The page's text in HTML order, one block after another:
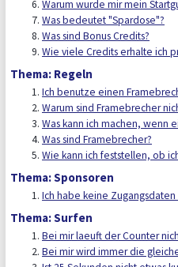
Warum wurde mir mein
Was bedeutet "Spardose"?
Was sind Bonus Credits?
Wie viele Credits erhalte ich
Thema: Regeln
Ich benutze einen
Warum sind Framebrecher
Was kann ich machen, wenn
Was sind Framebrecher?
Wie kann ich feststellen, ob
Thema: Sponsoren
Ich habe keine
Thema: Surfen
Bei mir laeuft der Counter
Bei mir wird immer die